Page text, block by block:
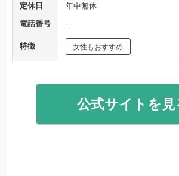
定休日
年中無休
電話番号
‐
特徴 女性もおすすめ
公式サイトを見